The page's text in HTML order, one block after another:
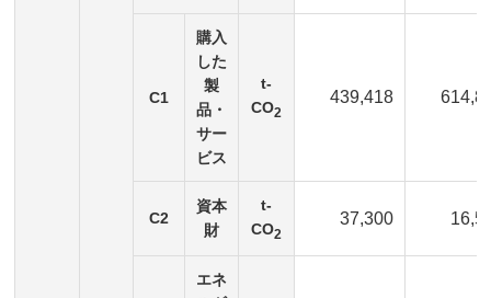
C1
購入
した
製
品・
サー
ビス
t-
CO2
439,418
C2
資本
財
t-
CO2
37,300
エネ